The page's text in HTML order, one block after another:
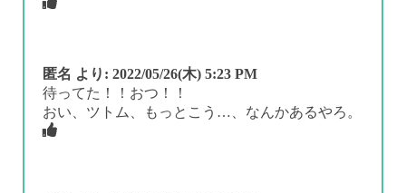
匿名 より: 2022/05/26(木) 5:23 PM
待ってた！！おつ！！
おい、ツトム、もっとこう…、なんかあるやろ。